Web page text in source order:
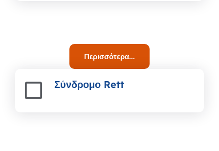
Περισσότερα...
Σύνδρομο Rett